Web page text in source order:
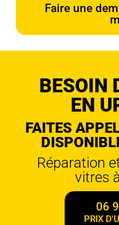
Faire une
BESOIN
EN
FAITES
Réparation
vitres
06
PRIX